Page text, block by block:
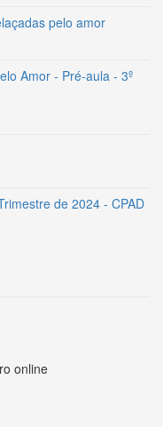
pelo amor
Amor - Pré-aula - 3º
de 2024 - CPAD
online